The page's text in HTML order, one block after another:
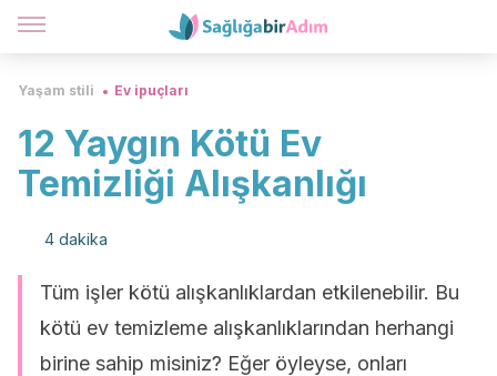
Yaşam stili Ev ipuçları
12 Yaygın Kötü Ev
Temizliği Alışkanlığı
4 dakika
Tüm işler kötü alışkanlıklardan etkilenebilir. Bu
kötü ev temizleme alışkanlıklarından herhangi
birine sahip misiniz? Eğer öyleyse, onları